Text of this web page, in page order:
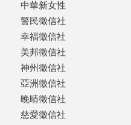
中華新女性
警民徵信社
幸福徵信社
美邦徵信社
神州徵信社
亞洲徵信社
晚晴徵信社
慈愛徵信社